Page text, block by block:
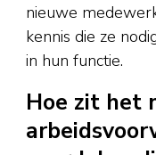
nieuwe
kennis die ze
in hun functie.
Hoe zit het